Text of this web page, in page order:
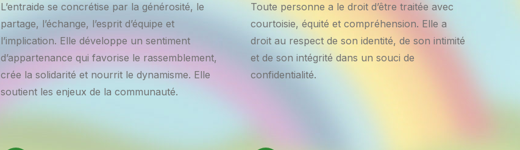
L’entraide se concrétise par la générosité, le
partage, l’échange, l’esprit d’équipe et
l’implication. Elle développe un sentiment
d’appartenance qui favorise le rassemblement,
crée la solidarité et nourrit le dynamisme. Elle
soutient les enjeux de la communauté.
Toute personne a le droit d’être traitée avec
courtoisie, équité et compréhension. Elle a
droit au respect de son identité, de son intimité
et de son intégrité dans un souci de
confidentialité.